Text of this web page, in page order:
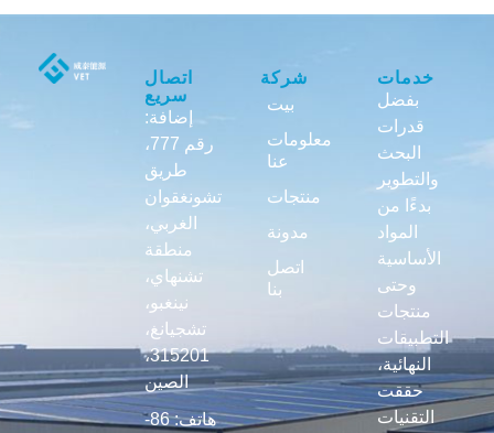
اتصال
سريع
إضافة:
رقم 777،
طريق
تشونغقوان
الغربي،
منطقة
تشنهاي،
نينغبو،
تشجيانغ،
315201،
الصين
هاتف: 86-
شركة
بيت
معلومات
عنا
منتجات
مدونة
اتصل
بنا
خدمات
بفضل
قدرات
البحث
والتطوير
بدءًا من
المواد
الأساسية
وحتى
منتجات
التطبيقات
النهائية،
حققت
التقنيات